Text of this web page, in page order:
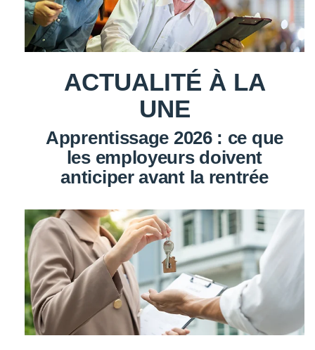
ACTUALITÉ À LA
UNE
Apprentissage 2026 : ce que
les employeurs doivent
anticiper avant la rentrée